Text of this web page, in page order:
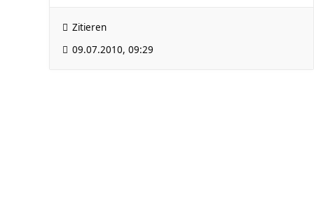
Zitieren
09.07.2010, 09:29